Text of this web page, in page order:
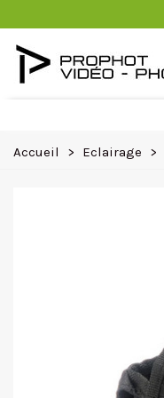
Accueil > Eclairage >